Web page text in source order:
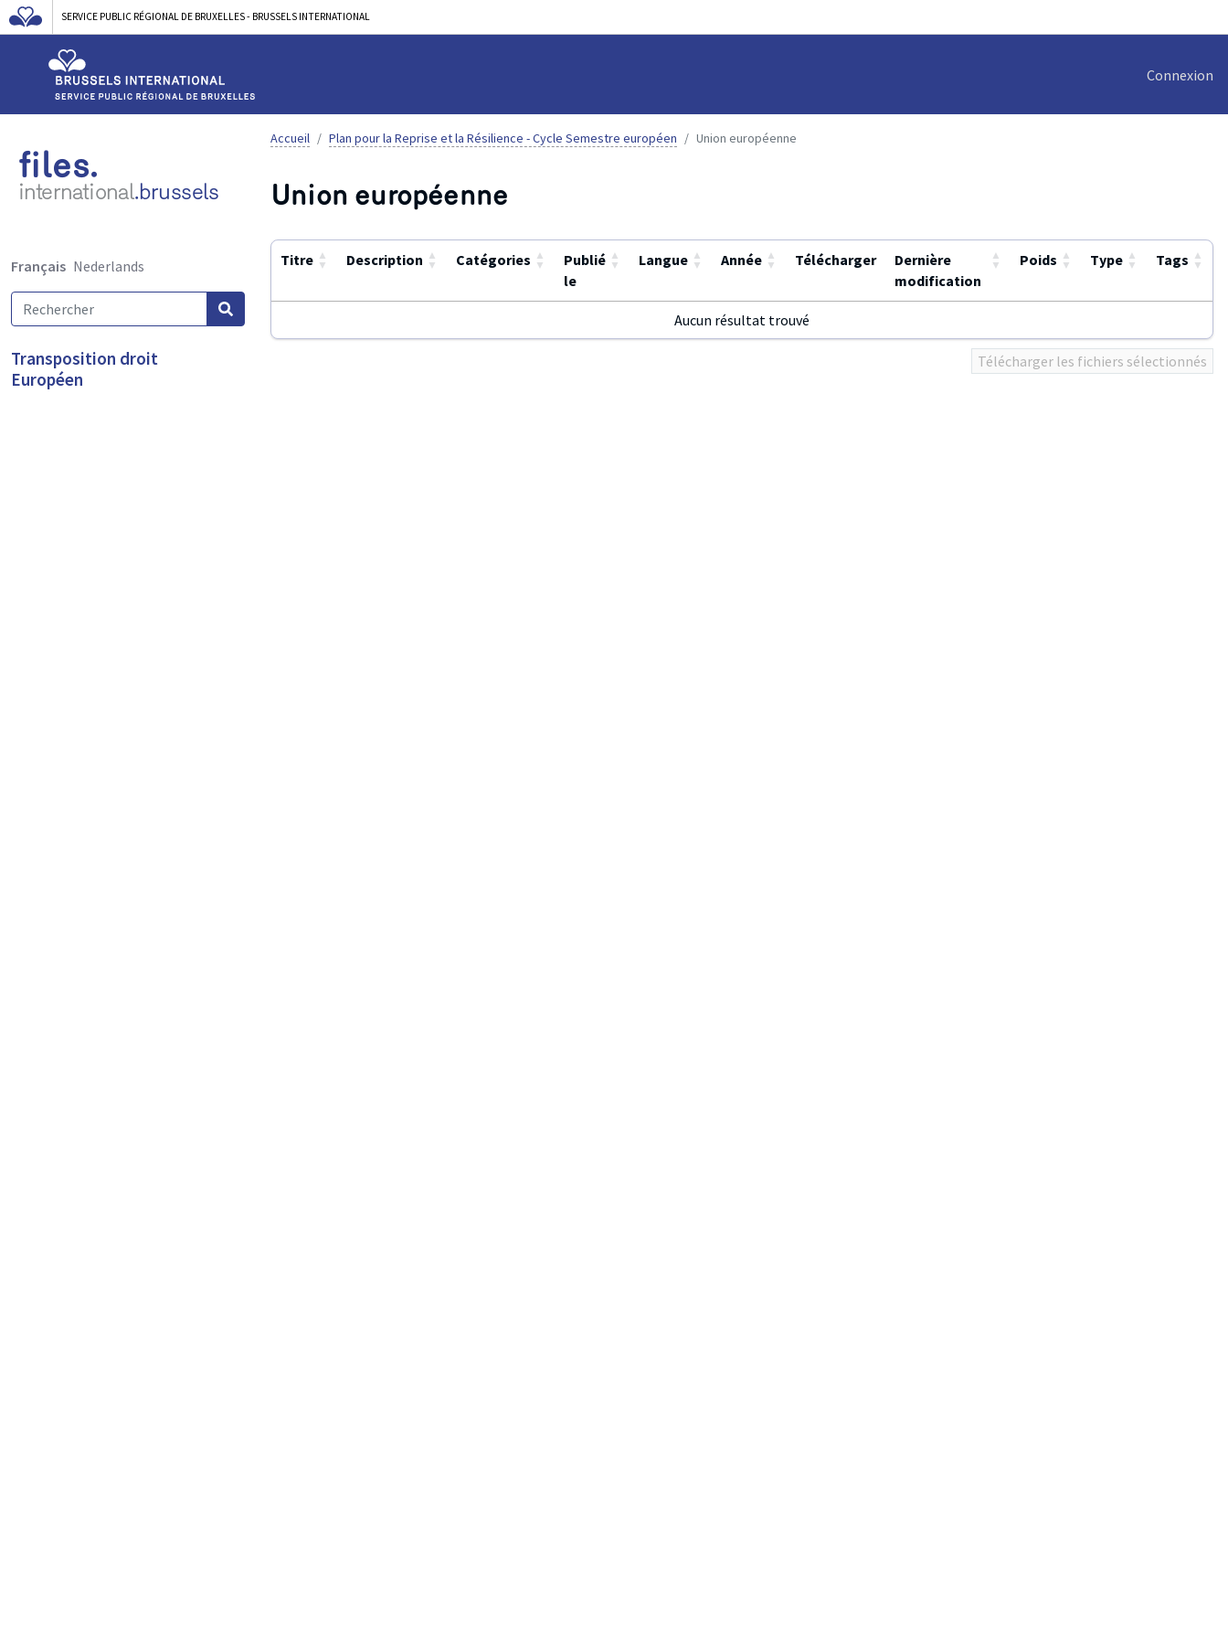
SERVICE PUBLIC RÉGIONAL DE BRUXELLES - BRUSSELS INTERNATIONAL
Connexion
files.
international.brussels
Français Nederlands
Transposition droit
Européen
Accueil Plan pour la Reprise et la Résilience - Cycle Semestre européen Union européenne
Union européenne
Titre ▲
▼ Description ▲
▼ Catégories ▲
▼
Publié
le
▲
▼ Langue ▲
▼ Année ▲
▼ Télécharger
Dernière
modification
▲
▼ Poids ▲
▼ Type ▲
▼ Tags ▲
▼
Aucun résultat trouvé
Télécharger les fichiers sélectionnés